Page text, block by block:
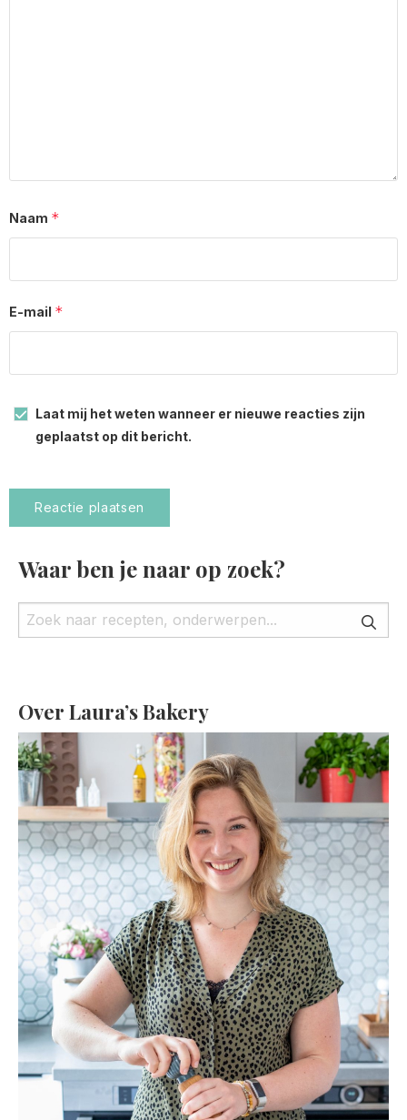
Naam *
E-mail *
Laat mij het weten wanneer er nieuwe reacties zijn
geplaatst op dit bericht.
Waar ben je naar op zoek?
Over Laura’s Bakery